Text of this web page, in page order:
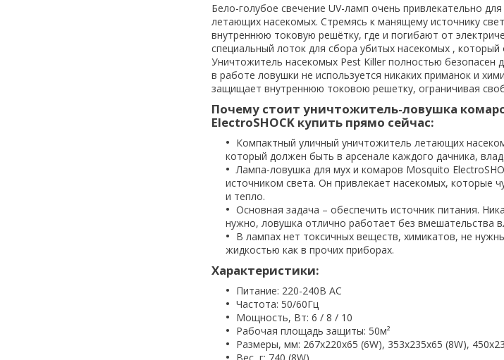
Бело-голубое свечение UV-ламп очень привлекательно
летающих насекомых. Стремясь к манящему источнику
внутреннюю токовую решётку, где и погибают от
специальный лоток для сбора убитых насекомых , который
Уничтожитель насекомых Pest Killer полностью безопасен
в работе ловушки не используется никаких приманок и
защищает внутреннюю токовою решетку, ограничивая
Почему стоит уничтожитель-ловушка
ElectroSHOCK купить прямо сейчас:
Компактный уличный уничтожитель летающих
который должен быть в арсенале каждого дачника,
Лампа-ловушка для мух и комаров Mosquito
источником света. Он привлекает насекомых, которые
и тепло.
Основная задача – обеспечить источник питания.
нужно, ловушка отлично работает без вмешательства
В лампах нет токсичных веществ, химикатов, не
жидкостью как в прочих приборах.
Характеристики:
Питание: 220-240В AC
Частота: 50/60Гц
Мощность, Вт: 6 / 8 / 10
Рабочая площадь защиты: 50м²
Размеры, мм: 267х220х65 (6W), 353x235x65 (8W),
Вес, г: 740 (8W)